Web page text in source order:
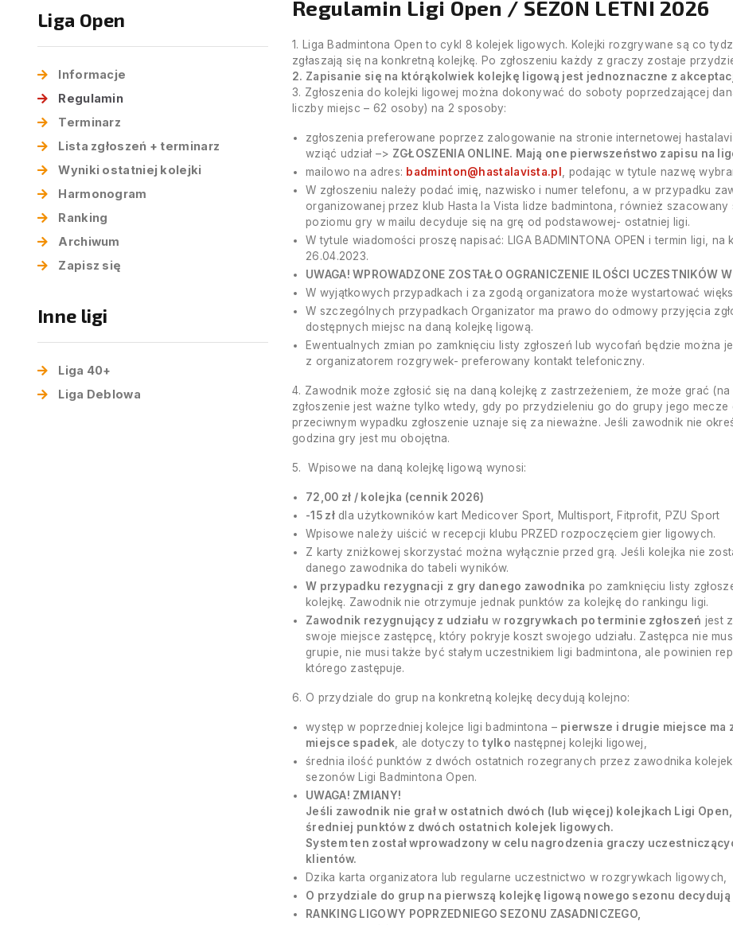
Liga Open
Informacje
Regulamin
Terminarz
Lista zgłoszeń + terminarz
Wyniki ostatniej kolejki
Harmonogram
Ranking
Archiwum
Zapisz się
Inne ligi
Liga 40+
Liga Deblowa
Regulamin Ligi Open / SEZON LETNI 2026
1. Liga Badmintona Open to cykl 8 kolejek ligowych. Kolejki rozgrywane są co
zgłaszają się na konkretną kolejkę. Po zgłoszeniu każdy z graczy zostaje
2. Zapisanie się na którąkolwiek kolejkę ligową jest jednoznaczne z
3. Zgłoszenia do kolejki ligowej można dokonywać do soboty poprzedzającej
liczby miejsc – 62 osoby) na 2 sposoby:
zgłoszenia preferowane poprzez zalogowanie na stronie internetowej
wziąć udział –> ZGŁOSZENIA ONLINE. Mają one pierwszeństwo zapisu na
mailowo na adres: badminton@hastalavista.pl
, podając w tytule nazwę
W zgłoszeniu należy podać imię, nazwisko i numer telefonu, a w przypadku
organizowanej przez klub Hasta la Vista lidze badmintona, również
poziomu gry w mailu decyduje się na grę od podstawowej- ostatniej ligi.
W tytule wiadomości proszę napisać: LIGA BADMINTONA OPEN i termin ligi,
26.04.2023.
UWAGA! WPROWADZONE ZOSTAŁO OGRANICZENIE ILOŚCI UCZESTNIKÓW
W wyjątkowych przypadkach i za zgodą organizatora może wystartować
W szczególnych przypadkach Organizator ma prawo do odmowy przyjęcia
dostępnych miejsc na daną kolejkę ligową.
Ewentualnych zmian po zamknięciu listy zgłoszeń lub wycofań będzie można
z organizatorem rozgrywek- preferowany kontakt telefoniczny.
4. Zawodnik może zgłosić się na daną kolejkę z zastrzeżeniem, że może grać
zgłoszenie jest ważne tylko wtedy, gdy po przydzieleniu go do grupy jego
przeciwnym wypadku zgłoszenie uznaje się za nieważne. Jeśli zawodnik nie
godzina gry jest mu obojętna.
5. Wpisowe na daną kolejkę ligową wynosi:
72,00 zł / kolejka (cennik 2026)
-15 złdla użytkowników kart Medicover Sport, Multisport, Fitprofit, PZU Sport
Wpisowe należy uiścić w recepcji klubu PRZED rozpoczęciem gier ligowych.
Z karty zniżkowej skorzystać można wyłącznie przed grą. Jeśli kolejka nie
danego zawodnika do tabeli wyników.
W przypadku rezygnacji z gry danego zawodnika po zamknięciu listy
kolejkę. Zawodnik nie otrzymuje jednak punktów za kolejkę do rankingu ligi.
Zawodnik rezygnujący z udziału w rozgrywkach po terminie zgłoszeń jest
swoje miejsce zastępcę, który pokryje koszt swojego udziału. Zastępca nie
grupie, nie musi także być stałym uczestnikiem ligi badmintona, ale powinien
którego zastępuje.
6. O przydziale do grup na konkretną kolejkę decydują kolejno:
występ w poprzedniej kolejce ligi badmintona – pierwsze i drugie miejsce ma
miejsce spadek , ale dotyczy totylko następnej kolejki ligowej,
średnia ilość punktów z dwóch ostatnich rozegranych przez zawodnika
sezonów Ligi Badmintona Open.
UWAGA! ZMIANY!
Jeśli zawodnik nie grał w ostatnich dwóch (lub więcej) kolejkach Ligi
średniej punktów z dwóch ostatnich kolejek ligowych.
System ten został wprowadzony w celu nagrodzenia graczy
klientów.
Dzika karta organizatora lub regularne uczestnictwo w rozgrywkach ligowych,
O przydziale do grup na pierwszą kolejkę ligową nowego sezonu decydują
RANKING LIGOWY POPRZEDNIEGO SEZONU ZASADNICZEGO,